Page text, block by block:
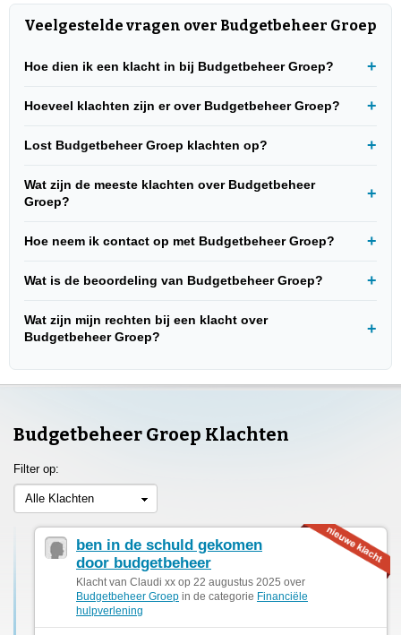
Veelgestelde vragen over Budgetbeheer Groep
Hoe dien ik een klacht in bij Budgetbeheer Groep?
Hoeveel klachten zijn er over Budgetbeheer Groep?
Lost Budgetbeheer Groep klachten op?
Wat zijn de meeste klachten over Budgetbeheer
Groep?
Hoe neem ik contact op met Budgetbeheer Groep?
Wat is de beoordeling van Budgetbeheer Groep?
Wat zijn mijn rechten bij een klacht over
Budgetbeheer Groep?
Budgetbeheer Groep Klachten
Filter op:
Alle Klachten
ben in de schuld gekomen
door budgetbeheer
Klacht van Claudi xx op 22 augustus 2025 over
Budgetbeheer Groep in de categorie Financiële
hulpverlening